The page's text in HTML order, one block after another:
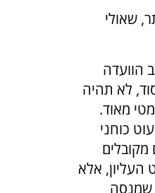
שאולי
הוועדה
לא תהיה
מאוד.
כוחני
מקובלים
העליון, אלא
שמנסה